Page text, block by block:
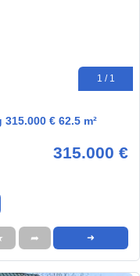
1 / 1
€ 62.5 m²
315.000 €
➦ ➜